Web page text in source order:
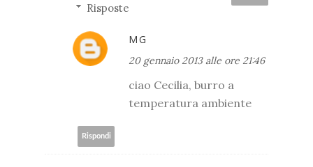
Risposte
MG
20 gennaio 2013 alle ore 21:46
ciao Cecilia, burro a
temperatura ambiente
Rispondi